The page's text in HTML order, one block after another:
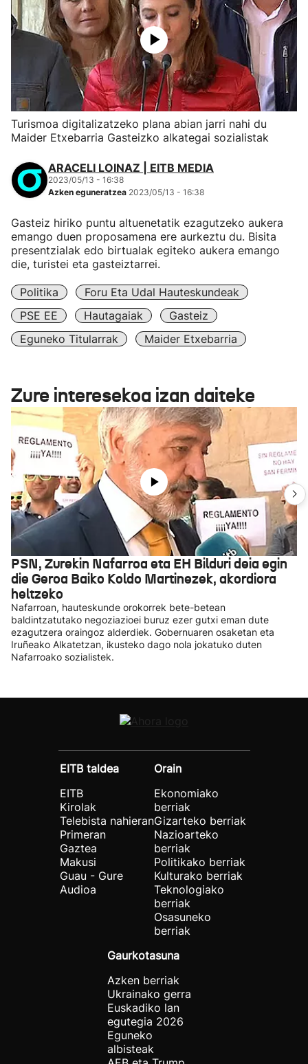
Turismoa digitalizatzeko plana abian jarri nahi du
Maider Etxebarria Gasteizko alkategai sozialistak
ARACELI LOINAZ | EITB MEDIA
2023/05/13 - 16:38
Azken eguneratzea 2023/05/13 - 16:38
Gasteiz hiriko puntu altuenetatik ezagutzeko aukera
emango duen proposamena ere aurkeztu du. Bisita
presentzialak edo birtualak egiteko aukera emango
die, turistei eta gasteiztarrei.
Politika
Foru Eta Udal Hauteskundeak
PSE EE
Hautagaiak
Gasteiz
Eguneko Titularrak
Maider Etxebarria
Zure interesekoa izan daiteke
PSN, Zurekin Nafarroa eta EH Bilduri deia egin
die Geroa Baiko Koldo Martinezek, akordiora
heltzeko
Nafarroan, hauteskunde orokorrek bete-betean
baldintzatutako negoziazioei buruz ezer gutxi eman dute
ezagutzera oraingoz alderdiek. Gobernuaren osaketan eta
Iruñeako Alkatetzan, ikusteko dago nola jokatuko duten
Nafarroako sozialistek.
EITB taldea
EITB
Kirolak
Telebista nahieran
Primeran
Gaztea
Makusi
Guau - Gure
Audioa
Orain
Ekonomiako
berriak
Gizarteko berriak
Nazioarteko
berriak
Politikako berriak
Kulturako berriak
Teknologiako
berriak
Osasuneko
berriak
Gaurkotasuna
Azken berriak
Ukrainako gerra
Euskadiko lan
egutegia 2026
Eguneko
albisteak